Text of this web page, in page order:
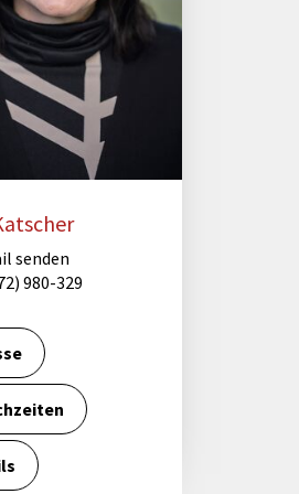
von Bund und Land
& Forst
senden
980-329